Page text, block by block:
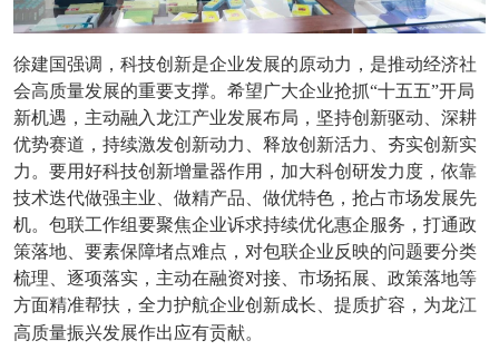
徐建国强调，科技创新是企业发展的原动力，是推动经济社
会高质量发展的重要支撑。希望广大企业抢抓“十五五”开局
新机遇，主动融入龙江产业发展布局，坚持创新驱动、深耕
优势赛道，持续激发创新动力、释放创新活力、夯实创新实
力。要用好科技创新增量器作用，加大科创研发力度，依靠
技术迭代做强主业、做精产品、做优特色，抢占市场发展先
机。包联工作组要聚焦企业诉求持续优化惠企服务，打通政
策落地、要素保障堵点难点，对包联企业反映的问题要分类
梳理、逐项落实，主动在融资对接、市场拓展、政策落地等
方面精准帮扶，全力护航企业创新成长、提质扩容，为龙江
高质量振兴发展作出应有贡献。